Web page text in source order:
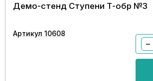
Демо-стенд Ступени Т-обр №3
Артикул 10608
−